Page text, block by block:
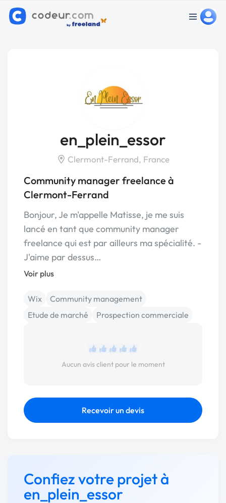
en_plein_essor
Clermont-Ferrand, France
Community manager freelance à
Clermont-Ferrand
Bonjour, Je m'appelle Matisse, je me suis
lancé en tant que community manager
freelance qui est par ailleurs ma spécialité. -
J'aime par dessus…
Voir plus
Wix
Community management
Etude de marché
Prospection commerciale
Aucun avis client pour le moment
Recevoir un devis
Confiez votre projet à
en_plein_essor